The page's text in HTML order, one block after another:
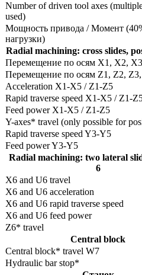
Number of driven tool axes
used)
Мощность привода / Момент
нагрузки)
Radial machining: cross slides,
Перемещение по осям X1, X2,
Перемещение по осям Z1, Z2,
Acceleration X1-X5 / Z1-Z5
Rapid traverse speed X1-X5 / Z1-
Feed power X1-X5 / Z1-Z5
Y-axes* travel (only possible for
Rapid traverse speed Y3-Y5
Feed power Y3-Y5
Radial machining: two lateral
6
X6 and U6 travel
X6 and U6 acceleration
X6 and U6 rapid traverse speed
X6 and U6 feed power
Z6* travel
Central block
Central block* travel W7
Hydraulic bar stop*